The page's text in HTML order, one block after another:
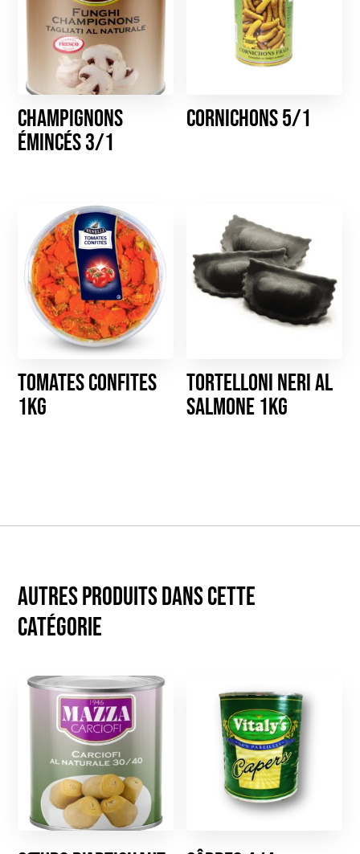
Champignons
émincés 3/1
Cornichons 5/1
Tomates confites
1kg
Tortelloni neri al
salmone 1kg
Autres produits dans cette
catégorie